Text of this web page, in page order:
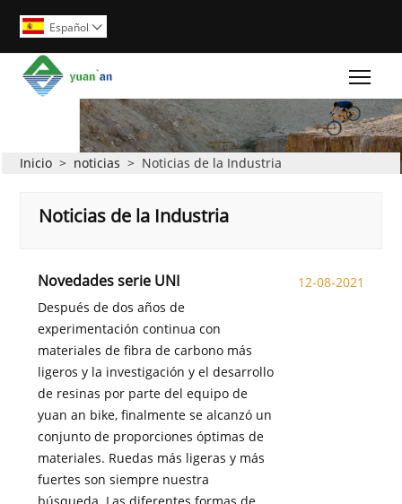
Español 
Inicio > noticias > Noticias de la Industria
Noticias de la Industria
Novedades serie UNI
Después de dos años de
experimentación continua con
materiales de fibra de carbono más
ligeros y la investigación y el desarrollo
de resinas por parte del equipo de
yuan an bike, finalmente se alcanzó un
conjunto de proporciones óptimas de
materiales. Ruedas más ligeras y más
fuertes son siempre nuestra
12-08-2021